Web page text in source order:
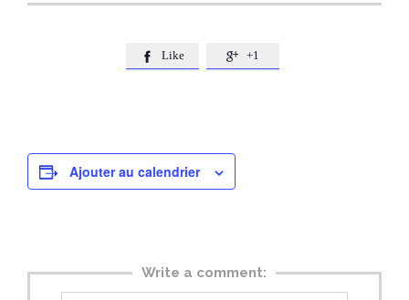
 Like  +1
Ajouter au calendrier
Write a comment: